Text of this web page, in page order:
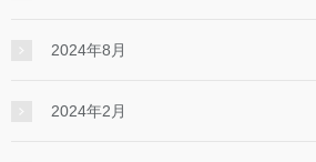
2024年8月
2024年2月